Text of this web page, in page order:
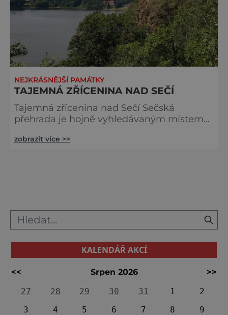
NEJKRÁSNĚJŠÍ PAMÁTKY
TAJEMNÁ ZŘÍCENINA NAD SEČÍ
Tajemná zřícenina nad Sečí Sečská
přehrada je hojně vyhledávaným místem
autokempy vám zajistí příjemné zázemí
zobrazit více >>
KALENDÁŘ AKCÍ
<< Srpen 2026
>>
27
28 29 30 31 1
2
3
4 5 6 7 8
9